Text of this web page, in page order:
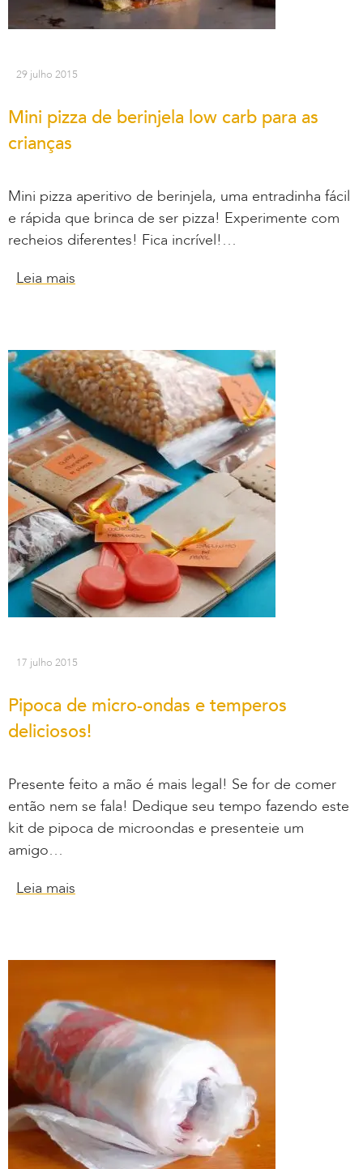
29 julho 2015
Mini pizza de berinjela low carb para as
crianças
Mini pizza aperitivo de berinjela, uma entradinha fácil
e rápida que brinca de ser pizza! Experimente com
recheios diferentes! Fica incrível!…
Leia mais
17 julho 2015
Pipoca de micro-ondas e temperos
deliciosos!
Presente feito a mão é mais legal! Se for de comer
então nem se fala! Dedique seu tempo fazendo este
kit de pipoca de microondas e presenteie um
amigo…
Leia mais